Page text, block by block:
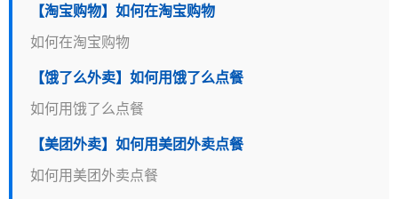
【淘宝购物】如何在淘宝购物
如何在淘宝购物
【饿了么外卖】如何用饿了么点餐
如何用饿了么点餐
【美团外卖】如何用美团外卖点餐
如何用美团外卖点餐